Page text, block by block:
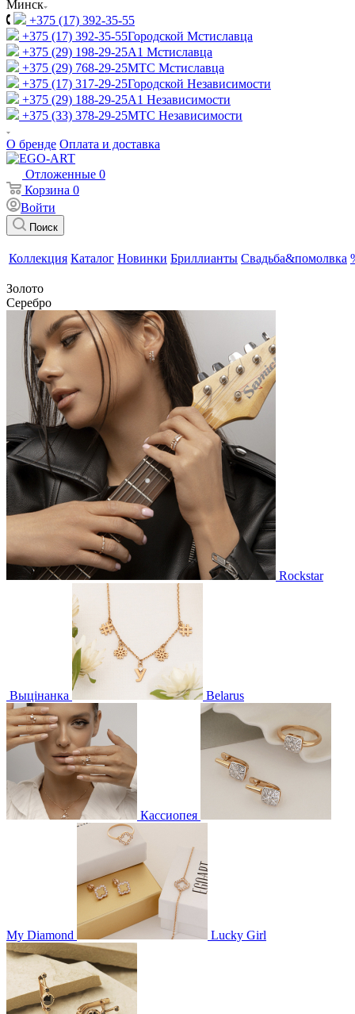
Минск
+375 (17) 392-35-55
+375 (17) 392-35-55Городской Мстиславца
+375 (29) 198-29-25A1 Мстиславца
+375 (29) 768-29-25МТС Мстиславца
+375 (17) 317-29-25Городской Независимости
+375 (29) 188-29-25A1 Независимости
+375 (33) 378-29-25МТС Независимости
О бренде Оплата и доставка
Отложенные 0
Корзина 0
Войти
Поиск
Коллекция Каталог Новинки Бриллианты Свадьба&помолвка
Золото
Серебро
Rockstar
Выцінанка Belarus
Кассиопея
My Diamond Lucky Girl